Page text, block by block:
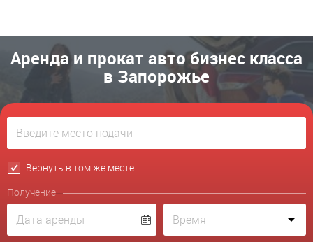
Аренда и прокат авто бизнес класса
в Запорожье
Вернуть в том же месте
Получение